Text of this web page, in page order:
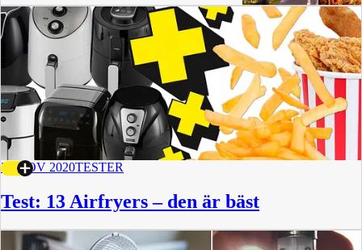
24 NOV 2020TESTER
Test: 13 Airfryers – den är bäst